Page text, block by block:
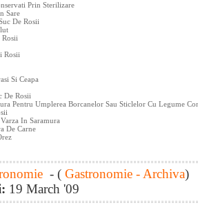
Prin Sterilizare
Sare
De Rosii
Rosii
Rosii
Si Ceapa
De Rosii
Pentru Umplerea Borcanelor Sau Sticlelor Cu Legume
In Saramura
De Carne
- ( Gastronomie - Archiva)
19 March '09